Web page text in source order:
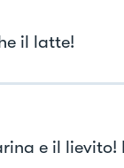
il latte!
e il lievito!